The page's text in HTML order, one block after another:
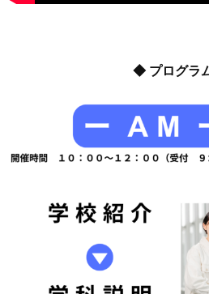
◆ プログラ